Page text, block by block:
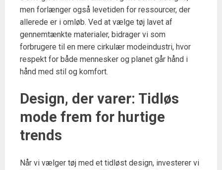
men forlænger også levetiden for ressourcer, der
allerede er i omløb. Ved at vælge tøj lavet af
gennemtænkte materialer, bidrager vi som
forbrugere til en mere cirkulær modeindustri, hvor
respekt for både mennesker og planet går hånd i
hånd med stil og komfort.
Design, der varer: Tidløs
mode frem for hurtige
trends
Når vi vælger tøj med et tidløst design, investerer vi